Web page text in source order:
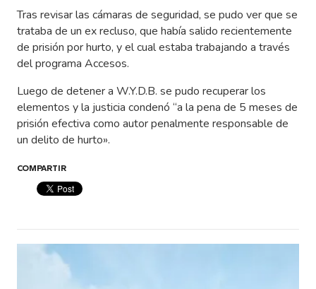
Tras revisar las cámaras de seguridad, se pudo ver que se
trataba de un ex recluso, que había salido recientemente
de prisión por hurto, y el cual estaba trabajando a través
del programa Accesos.
Luego de detener a W.Y.D.B. se pudo recuperar los
elementos y la justicia condenó “a la pena de 5 meses de
prisión efectiva como autor penalmente responsable de
un delito de hurto».
COMPARTIR